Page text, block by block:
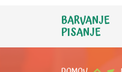
BARVANJE
PISANJE